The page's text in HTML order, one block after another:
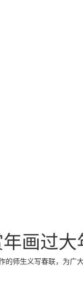
画过
师生义写春联，为广